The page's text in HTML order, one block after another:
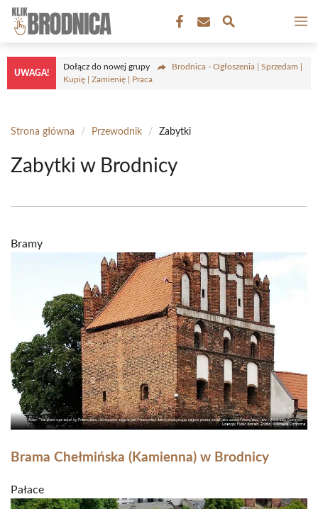
Przejdź
treści
UWAGA!
Dołącz do nowej grupy
Brodnica - Ogłoszenia | Sprzedam |
Kupię | Zamienię | Praca
Strona główna / Przewodnik / Zabytki
Zabytki w Brodnicy
Bramy
Brama Chełmińska (Kamienna) w Brodnicy
Pałace